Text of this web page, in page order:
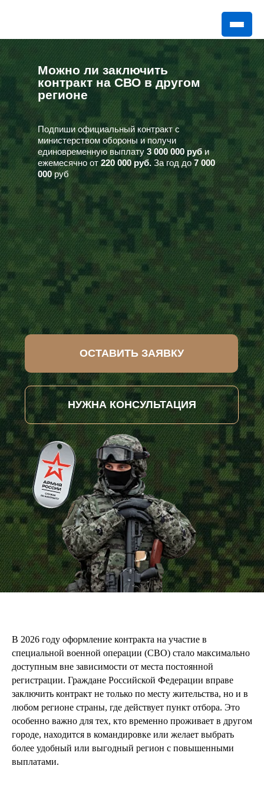
Можно ли заключить
контракт на СВО в другом
регионе
Подпиши официальный контракт с
министерством обороны и получи
единовременную выплату 3 000 000 руби
ежемесячно от 220 000 руб. За год до 7 000
000руб
ОСТАВИТЬ ЗАЯВКУ
НУЖНА КОНСУЛЬТАЦИЯ
В 2026 году оформление контракта на участие в
специальной военной операции (СВО) стало максимально
доступным вне зависимости от места постоянной
регистрации. Граждане Российской Федерации вправе
заключить контракт не только по месту жительства, но и в
любом регионе страны, где действует пункт отбора. Это
особенно важно для тех, кто временно проживает в другом
городе, находится в командировке или желает выбрать
более удобный или выгодный регион с повышенными
выплатами.